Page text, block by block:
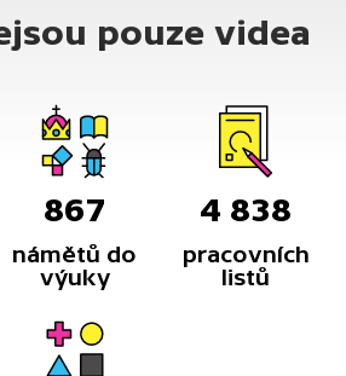
pouze videa
867
námětů do
výuky
4 838
pracovních
listů